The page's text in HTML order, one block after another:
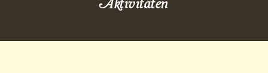
Nos produits
Aktivitäten